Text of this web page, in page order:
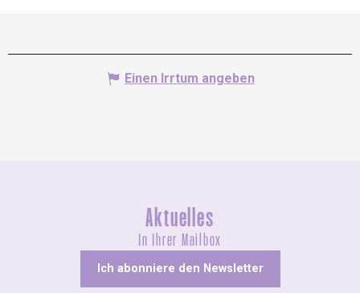
Einen Irrtum angeben
Aktuelles
In Ihrer Mailbox
Ich abonniere den Newsletter